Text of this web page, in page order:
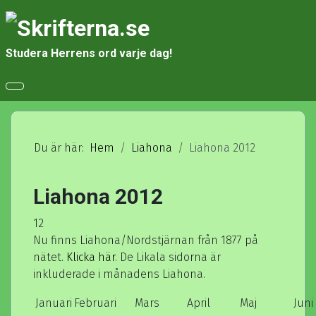
Studera Herrens ord varje dag!
Du är här: Hem Liahona Liahona 2012
Liahona 2012
12
Nu finns Liahona/Nordstjärnan från 1877 på
nätet. Klicka här. De Likala sidorna är
inkluderade i månadens Liahona.
Januari Februari Mars April Maj Juni